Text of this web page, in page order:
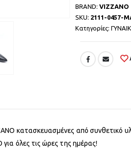
BRAND: VIZZANO
SKU: 2111-0457-
Κατηγορίες:
κατασκευασμένες από συνθετικό
για όλες τις ώρες της ημέρας!